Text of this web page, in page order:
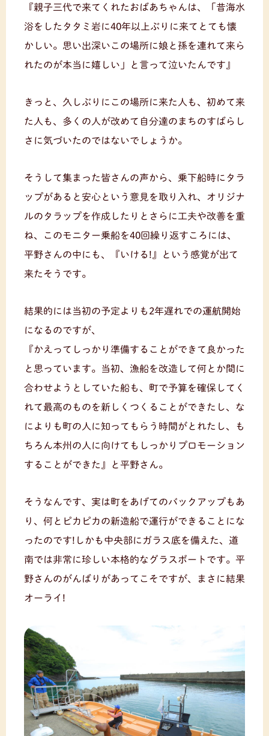
『親子三代で来てくれたおばあちゃんは、「昔海水
浴をしたタタミ岩に40年以上ぶりに来てとても懐
かしい。思い出深いこの場所に娘と孫を連れて来ら
れたのが本当に嬉しい」と言って泣いたんです』
きっと、久しぶりにこの場所に来た人も、初めて来
た人も、多くの人が改めて自分達のまちのすばらし
さに気づいたのではないでしょうか。
そうして集まった皆さんの声から、乗下船時にタラ
ップがあると安心という意見を取り入れ、オリジナ
ルのタラップを作成したりとさらに工夫や改善を重
ね、このモニター乗船を40回繰り返すころには、
平野さんの中にも、『いける!』という感覚が出て
来たそうです。
結果的には当初の予定よりも2年遅れでの運航開始
になるのですが、
『かえってしっかり準備することができて良かった
と思っています。当初、漁船を改造して何とか間に
合わせようとしていた船も、町で予算を確保してく
れて最高のものを新しくつくることができたし、な
によりも町の人に知ってもらう時間がとれたし、も
ちろん本州の人に向けてもしっかりプロモーション
することができた』と平野さん。
そうなんです、実は町をあげてのバックアップもあ
り、何とピカピカの新造船で運行ができることにな
ったのです!しかも中央部にガラス底を備えた、道
南では非常に珍しい本格的なグラスボートです。平
野さんのがんばりがあってこそですが、まさに結果
オーライ!